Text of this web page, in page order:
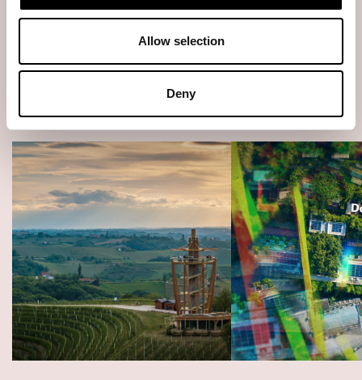
Allow selection
Deny
Aiheeseen liittyvät
kirjoitukset